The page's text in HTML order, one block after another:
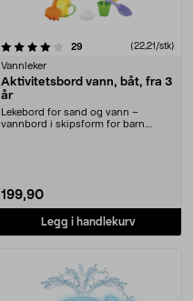
29 anmeldelser(22,21/stk)
Vannleker
Aktivitetsbord vann, båt, fra 3
år
Lekebord for sand og vann –
vannbord i skipsform for barn.
199,90
Legg i handlekurv